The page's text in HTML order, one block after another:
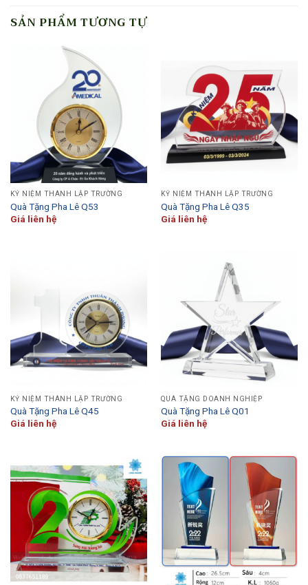
SẢN PHẨM TƯƠNG TỰ
KỶ NIỆM THÀNH LẬP TRƯỜNG
Quà Tặng Pha Lê Q53
Giá liên hệ
KỶ NIỆM THÀNH LẬP TRƯỜNG
Quà Tặng Pha Lê Q35
Giá liên hệ
KỶ NIỆM THÀNH LẬP TRƯỜNG
Quà Tặng Pha Lê Q45
Giá liên hệ
QUÀ TẶNG DOANH NGHIỆP
Quà Tặng Pha Lê Q01
Giá liên hệ